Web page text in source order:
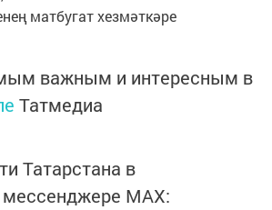
матбугат хезмәткәре
важным и интересным в
Татмедиа
Татарстана в
MАХ: